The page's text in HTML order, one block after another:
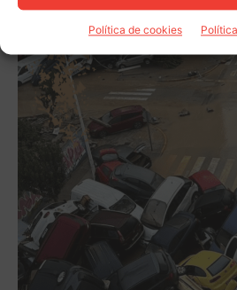
Política de cookies